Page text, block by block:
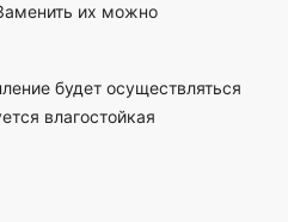
их можно
будет осуществляться
влагостойкая